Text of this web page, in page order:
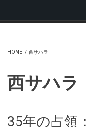
HOME / 西サハラ
西サハラ
35年の占領